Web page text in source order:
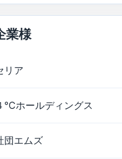
業様
リア
℃ホールディングス
団エムズ